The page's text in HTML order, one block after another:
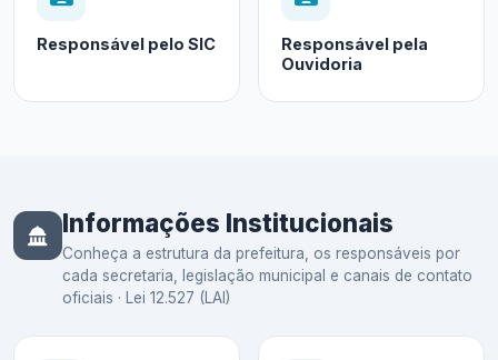
Responsável pelo SIC
Responsável pela
Ouvidoria
Informações Institucionais
Conheça a estrutura da prefeitura, os responsáveis por
cada secretaria, legislação municipal e canais de contato
oficiais · Lei 12.527 (LAI)